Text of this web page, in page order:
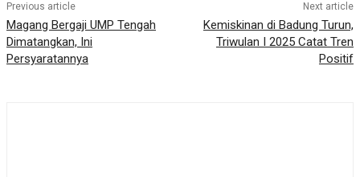
Previous article
Magang Bergaji UMP Tengah
Dimatangkan, Ini
Persyaratannya
Next article
Kemiskinan di Badung Turun,
Triwulan I 2025 Catat Tren
Positif